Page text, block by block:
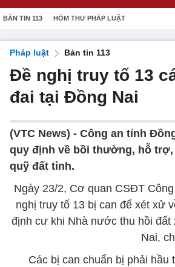
BẢN TIN 113 HÒM THƯ PHÁP LUẬT
Pháp luật Bản tin 113
Đề nghị truy tố 13
đai tại Đồng Nai
(VTC News) - Công an tỉnh
quy định về bồi thường, hỗ
quỹ đất tỉnh.
Ngày 23/2, Cơ quan CSĐT
nghị truy tố 13 bị can để xét xử
định cư khi Nhà nước thu hồi đất
Nai,
Các bị can chuẩn bị phải